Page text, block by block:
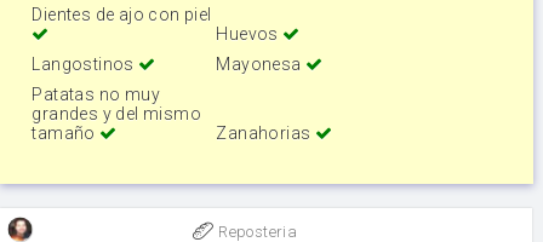
Dientes de ajo con piel
Huevos
Langostinos
Mayonesa
Patatas no muy
grandes y del mismo
tamaño
Zanahorias
Reposteria